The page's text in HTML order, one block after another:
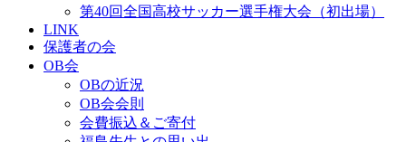
第40回全国高校サッカー選手権大会（初出場）
LINK
保護者の会
OB会
OBの近況
OB会会則
会費振込＆ご寄付